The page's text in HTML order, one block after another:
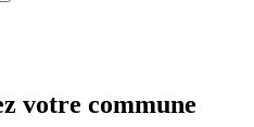
votre commune